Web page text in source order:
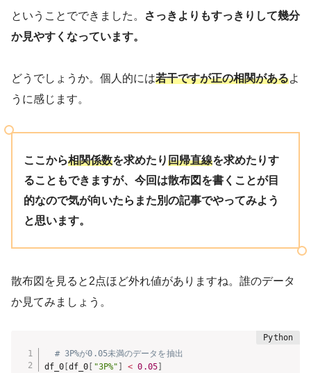
ということでできました。
さっきよりもすっきりして幾分
か見やすくなっています。
どうでしょうか。個人的には若干ですが正の相関があるよ
うに感じます。
ここから相関係数を求めたり回帰直線を求めたりす
ることもできますが、今回は散布図を書くことが目
的なので気が向いたらまた別の記事でやってみよう
と思います。
散布図を見ると2点ほど外れ値がありますね。誰のデータ
か見てみましょう。
# 3P%が0.05未満のデータを抽出
df_0[df_0 "3P%" < 0.05]